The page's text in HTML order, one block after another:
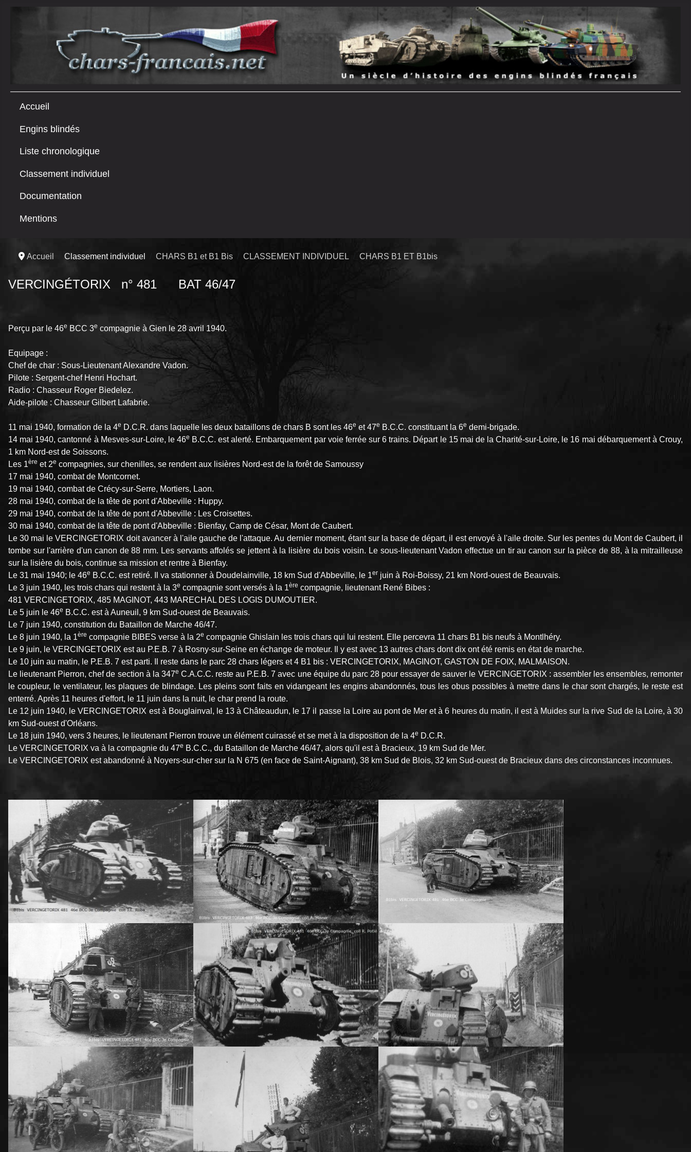
Accueil
Engins blindés
Liste chronologique
Classement individuel
Documentation
Mentions
Accueil Classement individuel CHARS B1 et B1 Bis CLASSEMENT INDIVIDUEL CHARS B1 ET B1bis
VERCINGÉTORIX n° 481 BAT 46/47
Perçu par le 46e BCC 3e compagnie à Gien le 28 avril 1940.
Equipage :
Chef de char : Sous-Lieutenant Alexandre Vadon.
Pilote : Sergent-chef Henri Hochart.
Radio : Chasseur Roger Biedelez.
Aide-pilote : Chasseur Gilbert Lafabrie.
11 mai 1940, formation de la 4e D.C.R. dans laquelle les deux bataillons de chars B sont les 46e et 47e B.C.C. constituant la 6e demi-brigade.
14 mai 1940, cantonné à Mesves-sur-Loire, le 46e B.C.C. est alerté. Embarquement par voie ferrée sur 6 trains. Départ le 15 mai de la Charité-sur-Loire, le 16 mai débarquement à Crouy,
1 km Nord-est de Soissons.
Les 1ère et 2e compagnies, sur chenilles, se rendent aux lisières Nord-est de la forêt de Samoussy
17 mai 1940, combat de Montcornet.
19 mai 1940, combat de Crécy-sur-Serre, Mortiers, Laon.
28 mai 1940, combat de la tête de pont d'Abbeville : Huppy.
29 mai 1940, combat de la tête de pont d'Abbeville : Les Croisettes.
30 mai 1940, combat de la tête de pont d'Abbeville : Bienfay, Camp de César, Mont de Caubert.
Le 30 mai le VERCINGETORIX doit avancer à l'aile gauche de l'attaque. Au dernier moment, étant sur la base de départ, il est envoyé à l'aile droite. Sur les pentes du Mont de Caubert, il
tombe sur l'arrière d'un canon de 88 mm. Les servants affolés se jettent à la lisière du bois voisin. Le sous-lieutenant Vadon effectue un tir au canon sur la pièce de 88, à la mitrailleuse
sur la lisière du bois, continue sa mission et rentre à Bienfay.
Le 31 mai 1940; le 46e B.C.C. est retiré. Il va stationner à Doudelainville, 18 km Sud d'Abbeville, le 1er juin à Roi-Boissy, 21 km Nord-ouest de Beauvais.
Le 3 juin 1940, les trois chars qui restent à la 3e compagnie sont versés à la 1ère compagnie, lieutenant René Bibes :
481 VERCINGETORIX, 485 MAGINOT, 443 MARECHAL DES LOGIS DUMOUTIER.
Le 5 juin le 46e B.C.C. est à Auneuil, 9 km Sud-ouest de Beauvais.
Le 7 juin 1940, constitution du Bataillon de Marche 46/47.
Le 8 juin 1940, la 1ère compagnie BIBES verse à la 2e compagnie Ghislain les trois chars qui lui restent. Elle percevra 11 chars B1 bis neufs à Montlhéry.
Le 9 juin, le VERCINGETORIX est au P.E.B. 7 à Rosny-sur-Seine en échange de moteur. Il y est avec 13 autres chars dont dix ont été remis en état de marche.
Le 10 juin au matin, le P.E.B. 7 est parti. Il reste dans le parc 28 chars légers et 4 B1 bis : VERCINGETORIX, MAGINOT, GASTON DE FOIX, MALMAISON.
Le lieutenant Pierron, chef de section à la 347e C.A.C.C. reste au P.E.B. 7 avec une équipe du parc 28 pour essayer de sauver le VERCINGETORIX : assembler les ensembles, remonter
le coupleur, le ventilateur, les plaques de blindage. Les pleins sont faits en vidangeant les engins abandonnés, tous les obus possibles à mettre dans le char sont chargés, le reste est
enterré. Après 11 heures d'effort, le 11 juin dans la nuit, le char prend la route.
Le 12 juin 1940, le VERCINGETORIX est à Bouglainval, le 13 à Châteaudun, le 17 il passe la Loire au pont de Mer et à 6 heures du matin, il est à Muides sur la rive Sud de la Loire, à 30
km Sud-ouest d'Orléans.
Le 18 juin 1940, vers 3 heures, le lieutenant Pierron trouve un élément cuirassé et se met à la disposition de la 4e D.C.R.
Le VERCINGETORIX va à la compagnie du 47e B.C.C., du Bataillon de Marche 46/47, alors qu'il est à Bracieux, 19 km Sud de Mer.
Le VERCINGETORIX est abandonné à Noyers-sur-cher sur la N 675 (en face de Saint-Aignant), 38 km Sud de Blois, 32 km Sud-ouest de Bracieux dans des circonstances inconnues.